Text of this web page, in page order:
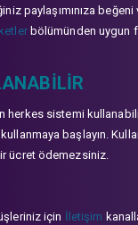
paylaşımınıza
bölümünden uygun
herkes sistemi
başlayın.
ücret ödemezsiniz.
için İletişim